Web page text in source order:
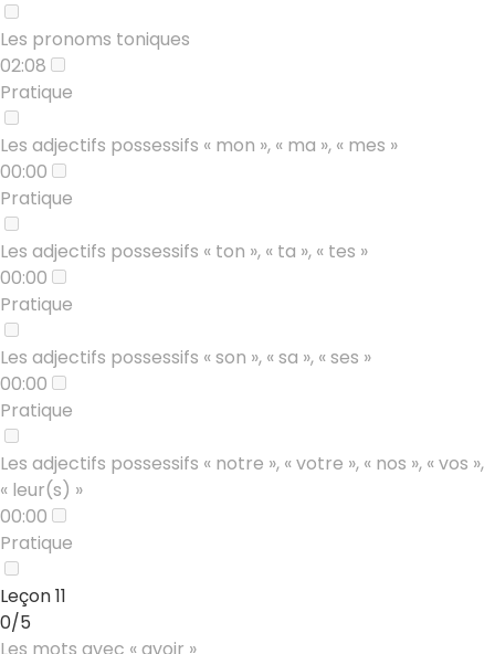
Les pronoms toniques
02:08
Pratique
Les adjectifs possessifs « mon », « ma », « mes »
00:00
Pratique
Les adjectifs possessifs « ton », « ta », « tes »
00:00
Pratique
Les adjectifs possessifs « son », « sa », « ses »
00:00
Pratique
Les adjectifs possessifs « notre », « votre », « nos », « vos »,
« leur(s) »
00:00
Pratique
Leçon 11
0/5